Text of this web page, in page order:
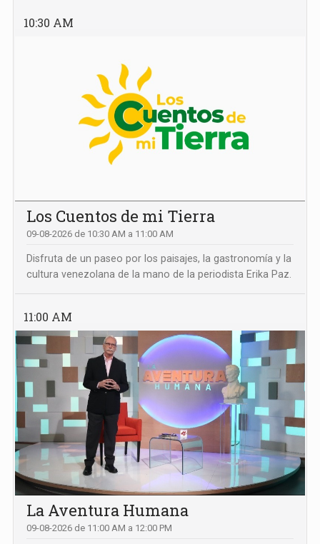
10:30 AM
Los Cuentos de mi Tierra
09-08-2026 de 10:30 AM a 11:00 AM
Disfruta de un paseo por los paisajes, la gastronomía y la
cultura venezolana de la mano de la periodista Erika Paz.
11:00 AM
La Aventura Humana
09-08-2026 de 11:00 AM a 12:00 PM